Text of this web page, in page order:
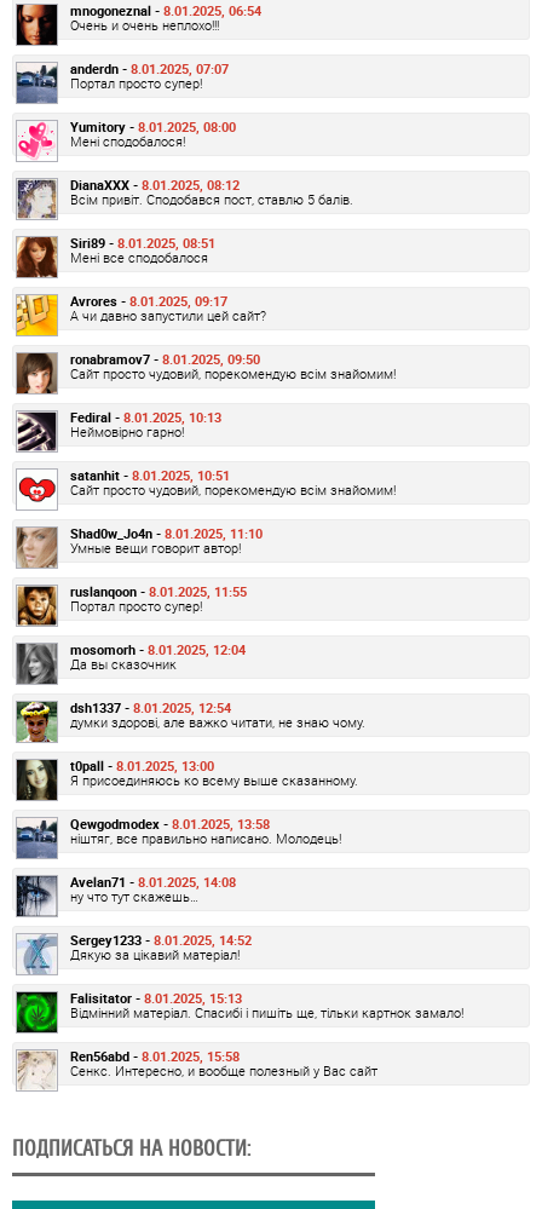
mnogoneznal - 8.01.2025, 06:54
Очень и очень неплохо!!!
anderdn - 8.01.2025, 07:07
Портал просто супер!
Yumitory - 8.01.2025, 08:00
Мені сподобалося!
DianaXXX - 8.01.2025, 08:12
Всім привіт. Сподобався пост, ставлю 5 балів.
Siri89 - 8.01.2025, 08:51
Мені все сподобалося
Avrores - 8.01.2025, 09:17
А чи давно запустили цей сайт?
ronabramov7 - 8.01.2025, 09:50
Сайт просто чудовий, порекомендую всім знайомим!
Fediral - 8.01.2025, 10:13
Неймовірно гарно!
satanhit - 8.01.2025, 10:51
Сайт просто чудовий, порекомендую всім знайомим!
Shad0w_Jo4n - 8.01.2025, 11:10
Умные вещи говорит автор!
ruslanqoon - 8.01.2025, 11:55
Портал просто супер!
mosomorh - 8.01.2025, 12:04
Да вы сказочник
dsh1337 - 8.01.2025, 12:54
думки здорові, але важко читати, не знаю чому.
t0pall - 8.01.2025, 13:00
Я присоединяюсь ко всему выше сказанному.
Qewgodmodex - 8.01.2025, 13:58
ніштяг, все правильно написано. Молодець!
Avelan71 - 8.01.2025, 14:08
ну что тут скажешь…
Sergey1233 - 8.01.2025, 14:52
Дякую за цікавий матеріал!
Falisitator - 8.01.2025, 15:13
Відмінний матеріал. Спасибі і пишіть ще, тільки картнок замало!
Ren56abd - 8.01.2025, 15:58
Сенкс. Интересно, и вообще полезный у Вас сайт
ПОДПИСАТЬСЯ НА НОВОСТИ: